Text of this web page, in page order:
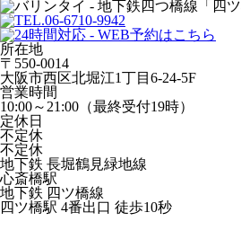
所在地
〒550-0014
大阪市西区北堀江1丁目6-24-5F
営業時間
10:00～21:00（最終受付19時）
定休日
不定休
不定休
地下鉄 長堀鶴見緑地線
心斎橋駅
地下鉄 四ツ橋線
四ツ橋駅 4番出口 徒歩10秒